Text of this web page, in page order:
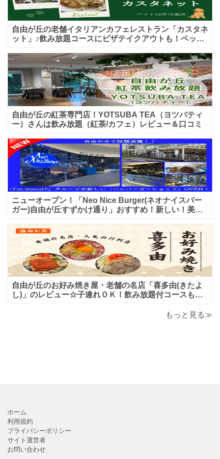
自由が丘の老舗イタリアンカフェレストラン「カスタネ
ット」♪飲み放題コースにピザテイクアウトも！ペット
自由が丘の紅茶専門店！YOTSUBA TEA（ヨツバティ
ー）さんは飲み放題（紅茶/カフェ）レビュー＆口コミ
ニューオープン！「Neo Nice Burger(ネオナイスバー
ガー)自由が丘すずかけ通り」おすすめ！新しい！美味
自由が丘のお好み焼き屋・老舗の名店「喜多由(きたよ
し)」のレビュー☆子連れＯＫ！飲み放題付コースも！
もっと見る≫
ホーム
利用規約
プライバシーポリシー
サイト運営者
お問い合わせ